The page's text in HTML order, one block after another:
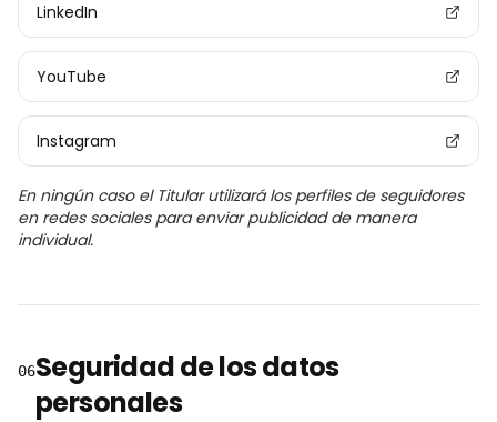
LinkedIn
YouTube
Instagram
En ningún caso el Titular utilizará los perfiles de seguidores
en redes sociales para enviar publicidad de manera
individual.
06Seguridad de los datos
personales